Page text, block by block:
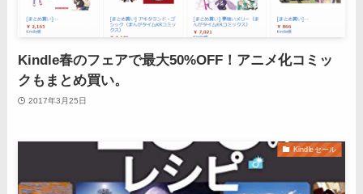
Kindle春のフェアで最大50%OFF！アニメ化コミッ
クもまとめ買い。
2017年3月25日
Kindleセール